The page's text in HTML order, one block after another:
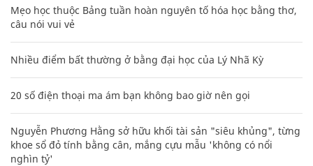
Mẹo học thuộc Bảng tuần hoàn nguyên tố hóa học bằng thơ,
câu nói vui vẻ
Nhiều điểm bất thường ở bằng đại học của Lý Nhã Kỳ
20 số điện thoại ma ám bạn không bao giờ nên gọi
Nguyễn Phương Hằng sở hữu khối tài sản "siêu khủng", từng
khoe sổ đỏ tính bằng cân, mắng cựu mẫu 'không có nổi
nghìn tỷ'